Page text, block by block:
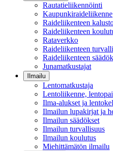
Rautatieliikennöinti
Kaupunkiraideliikenne
Raideliikenteen
Raideliikenteen
Rataverkko
Raideliikenteen
Raideliikenteen
Junamatkustajat
Ilmailu
Lentomatkustaja
Lentoliikenne,
Ilma-alukset ja
Ilmailun lupakirjat ja
Ilmailun säädökset
Ilmailun turvallisuus
Ilmailun koulutus
Miehittämätön ilmailu